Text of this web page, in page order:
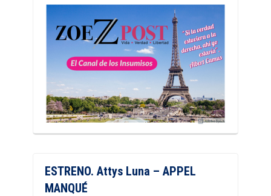
ESTRENO. Attys Luna – APPEL
MANQUÉ